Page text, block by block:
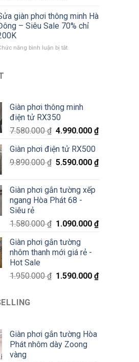
chung
cư
số
Lê
giàn
phơi
thông
Hoà
Đa
giàn phơi thông minh Hà
– Siêu Sale 70% chỉ
năng bình luận bị tắtở
Đông
Sale
chỉ
200K
Giàn phơi thông minh
điện tử RX350
7.580.000₫ 4.990.000₫
Giàn phơi điện tử RX500
9.890.000₫ 5.590.000₫
Giàn phơi gắn tường xếp
ngang Hòa Phát 68 -
Siêu rẻ
1.580.000₫ 1.090.000₫
Giàn phơi gắn tường
nhôm thanh mới giá rẻ -
Hot Sale
1.950.000₫ 1.590.000₫
Giàn phơi gắn tường Hòa
Phát nhôm dày Zoong
vàng